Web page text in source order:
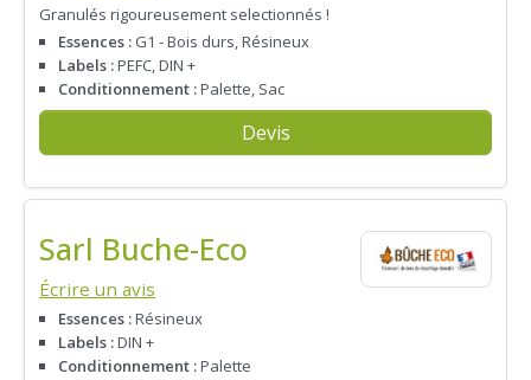
Granulés rigoureusement selectionnés !
Essences : G1 - Bois durs, Résineux
Labels :PEFC, DIN +
Conditionnement :Palette, Sac
Devis
Sarl Buche-Eco
Écrire un avis
Essences :Résineux
Labels :DIN +
Conditionnement :Palette